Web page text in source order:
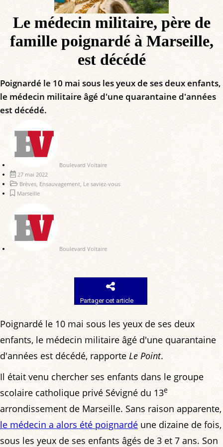
Le médecin militaire, père de
famille poignardé à Marseille,
est décédé
Poignardé le 10 mai sous les yeux de ses deux enfants,
le médecin militaire âgé d'une quarantaine d'années
est décédé.
Boulevard Voltaire
27 mai 2022
Brèves Ensauvagement Le saviez-vous
Marseille
Boulevard Voltaire
Partager cet article
Poignardé le 10 mai sous les yeux de ses deux
enfants, le médecin militaire âgé d'une quarantaine
d'années est décédé, rapporte Le Point.
Il était venu chercher ses enfants dans le groupe
scolaire catholique privé Sévigné du 13e
arrondissement de Marseille. Sans raison apparente,
le médecin a alors été poignardé une dizaine de fois,
sous les yeux de ses enfants âgés de 3 et 7 ans. Son